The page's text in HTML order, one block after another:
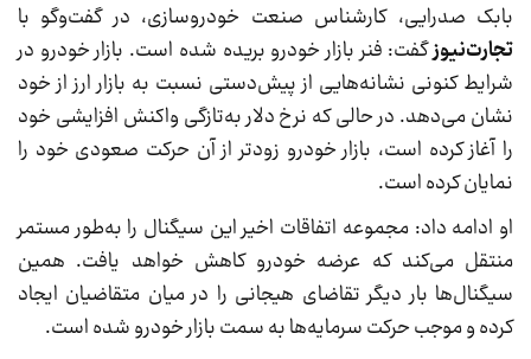
بابک صدرایی، کارشناس صنعت خودروسازی، در گفت‌و‌گو با
تجارت‌نیوزگفت: فنر بازار خودرو بریده شده است. بازار خودرو در
شرایط کنونی نشانه‌هایی از پیش‌دستی نسبت به بازار ارز از خود
نشان می‌دهد. در حالی که نرخ دلار به‌تازگی واکنش افزایشی خود
را آغاز کرده است، بازار خودرو زودتر از آن حرکت صعودی خود را
نمایان کرده است.
او ادامه داد: مجموعه اتفاقات اخیر این سیگنال را به‌طور مستمر
منتقل می‌کند که عرضه خودرو کاهش خواهد یافت. همین
سیگنال‌ها بار دیگر تقاضای هیجانی را در میان متقاضیان ایجاد
کرده و موجب حرکت سرمایه‌ها به سمت بازار خودرو شده است.